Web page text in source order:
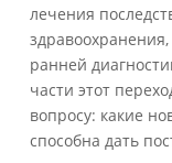
лечения
ранней
части этот
вопросу: какие
способна дать